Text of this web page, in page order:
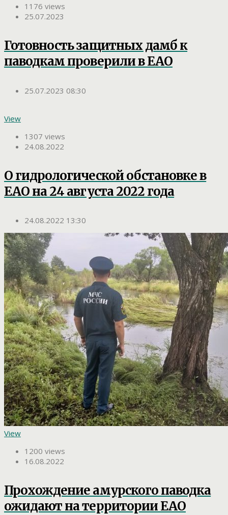
1176 views
25.07.2023
Готовность защитных дамб к
паводкам проверили в ЕАО
25.07.2023 08:30
View
1307 views
24.08.2022
О гидрологической обстановке в
ЕАО на 24 августа 2022 года
24.08.2022 13:30
View
1200 views
16.08.2022
Прохождение амурского паводка
ожидают на территории ЕАО